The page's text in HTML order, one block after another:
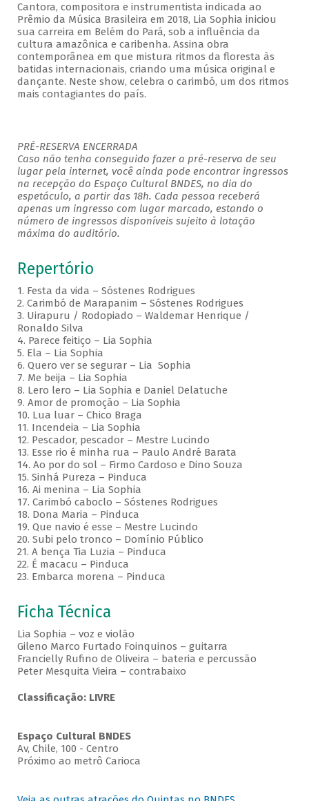
Cantora, compositora e instrumentista indicada ao
Prêmio da Música Brasileira em 2018, Lia Sophia iniciou
sua carreira em Belém do Pará, sob a influência da
cultura amazônica e caribenha. Assina obra
contemporânea em que mistura ritmos da floresta às
batidas internacionais, criando uma música original e
dançante. Neste show, celebra o carimbó, um dos ritmos
mais contagiantes do país.
PRÉ-RESERVA ENCERRADA
Caso não tenha conseguido fazer a pré-reserva de seu
lugar pela internet, você ainda pode encontrar ingressos
na recepção do Espaço Cultural BNDES, no dia do
espetáculo, a partir das 18h. Cada pessoa receberá
apenas um ingresso com lugar marcado, estando o
número de ingressos disponíveis sujeito à lotação
máxima do auditório.
Repertório
1. Festa da vida – Sóstenes Rodrigues
2. Carimbó de Marapanim – Sóstenes Rodrigues
3. Uirapuru / Rodopiado – Waldemar Henrique /
Ronaldo Silva
4. Parece feitiço – Lia Sophia
5. Ela – Lia Sophia
6. Quero ver se segurar – Lia Sophia
7. Me beija – Lia Sophia
8. Lero lero – Lia Sophia e Daniel Delatuche
9. Amor de promoção – Lia Sophia
10. Lua luar – Chico Braga
11. Incendeia – Lia Sophia
12. Pescador, pescador – Mestre Lucindo
13. Esse rio é minha rua – Paulo André Barata
14. Ao por do sol – Firmo Cardoso e Dino Souza
15. Sinhá Pureza – Pinduca
16. Ai menina – Lia Sophia
17. Carimbó caboclo – Sóstenes Rodrigues
18. Dona Maria – Pinduca
19. Que navio é esse – Mestre Lucindo
20. Subi pelo tronco – Domínio Público
21. A bença Tia Luzia – Pinduca
22. É macacu – Pinduca
23. Embarca morena – Pinduca
Ficha Técnica
Lia Sophia – voz e violão
Gileno Marco Furtado Foinquinos – guitarra
Francielly Rufino de Oliveira – bateria e percussão
Peter Mesquita Vieira – contrabaixo
Classificação: LIVRE
Espaço Cultural BNDES
Av, Chile, 100 - Centro
Próximo ao metrô Carioca